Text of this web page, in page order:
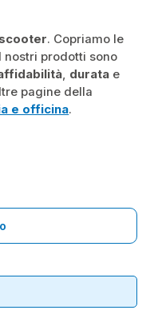
scooter. Copriamo le
nostri prodotti sono
, durata e
pagine della
e officina.